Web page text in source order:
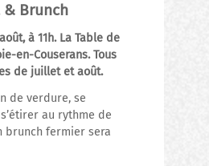
& Brunch
à 11h. La Table de
en-Couserans. Tous
de juillet et août.
de verdure, se
au rythme de
brunch fermier sera